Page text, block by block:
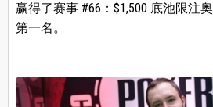
赢得了赛事 #66：$1,500 底池限注
第一名。